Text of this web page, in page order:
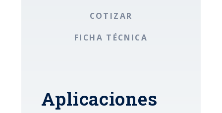
COTIZAR
FICHA TÉCNICA
Aplicaciones